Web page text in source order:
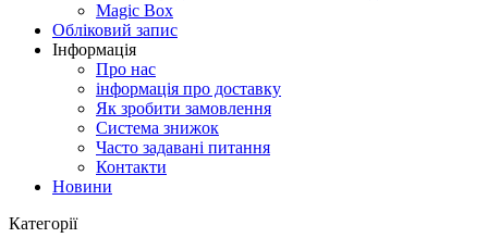
Magic Box
Обліковий запис
Інформація
Про нас
інформація про доставку
Як зробити замовлення
Система знижок
Часто задавані питання
Контакти
Новини
Категорії